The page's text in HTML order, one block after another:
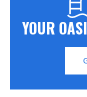
YOUR